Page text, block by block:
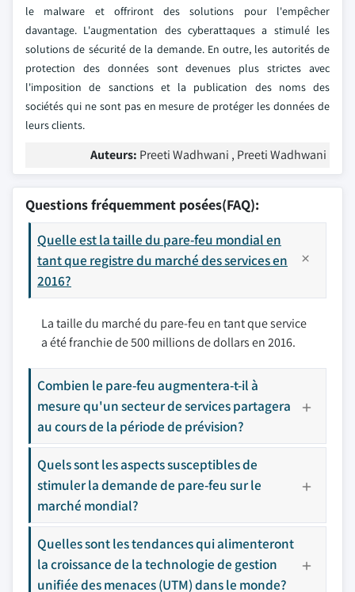
le malware et offriront des solutions pour l'empêcher
davantage. L'augmentation des cyberattaques a stimulé les
solutions de sécurité de la demande. En outre, les autorités de
protection des données sont devenues plus strictes avec
l'imposition de sanctions et la publication des noms des
sociétés qui ne sont pas en mesure de protéger les données de
leurs clients.
Auteurs: Preeti Wadhwani , Preeti Wadhwani
Questions fréquemment posées(FAQ):
Quelle est la taille du pare-feu mondial en
tant que registre du marché des services en
2016?
La taille du marché du pare-feu en tant que service
a été franchie de 500 millions de dollars en 2016.
Combien le pare-feu augmentera-t-il à
mesure qu'un secteur de services partagera
au cours de la période de prévision?
Quels sont les aspects susceptibles de
stimuler la demande de pare-feu sur le
marché mondial?
Quelles sont les tendances qui alimenteront
la croissance de la technologie de gestion
unifiée des menaces (UTM) dans le monde?